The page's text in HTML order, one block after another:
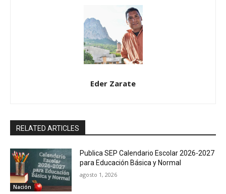
Eder Zarate
RELATED ARTICLES
Nación
Publica SEP Calendario Escolar 2026-2027
para Educación Básica y Normal
agosto 1, 2026